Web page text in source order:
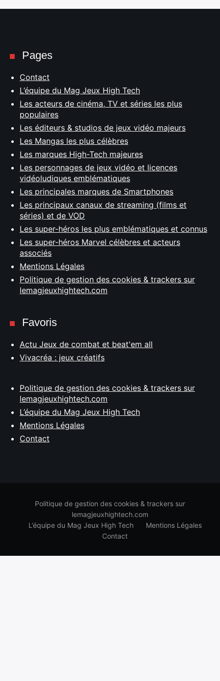
Pages
Contact
L’équipe du Mag Jeux High Tech
Les acteurs de cinéma, TV et séries les plus
populaires
Les éditeurs & studios de jeux vidéo majeurs
Les Mangas les plus célèbres
Les marques High-Tech majeures
Les personnages de jeux vidéo et licences
vidéoludiques emblématiques
Les principales marques de Smartphones
Les principaux canaux de streaming (films et
séries) et de VOD
Les super-héros les plus emblématiques et connus
Les super-héros Marvel célèbres et acteurs
associés
Mentions Légales
Politique de gestion des cookies & trackers sur
lemagjeuxhightech.com
Favoris
Actu Jeux de combat et beat'em all
Vivacréa : jeux créatifs
Politique de gestion des cookies & trackers sur
lemagjeuxhightech.com
L’équipe du Mag Jeux High Tech
Mentions Légales
Contact
Politique de gestion des cookies & trackers sur
lemagjeuxhightech.com
L’équipe du Mag Jeux High Tech
Mentions Légales
Contact